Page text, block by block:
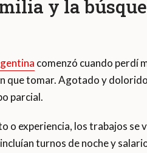
y la
comenzó cuando perdí
que tomar. Agotado y
parcial.
o experiencia, los trabajos se
turnos de noche y